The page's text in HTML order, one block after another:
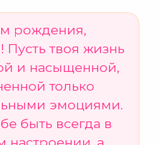
рождения,
Пусть твоя жизнь
и насыщенной,
только
эмоциями.
быть всегда в